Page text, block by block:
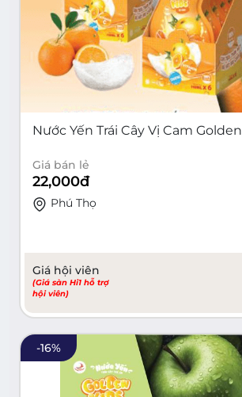
Nước Yến Trái Cây Vị Cam
Giá bán lẻ
22,000đ
Phú Thọ
Giá hội viên
(Giá sàn Hi1 hỗ trợ
hội viên)
-16%